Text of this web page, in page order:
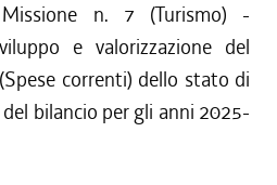
n. 7 (Turismo) -
e valorizzazione del
correnti) dello stato di
bilancio per gli anni 2025-